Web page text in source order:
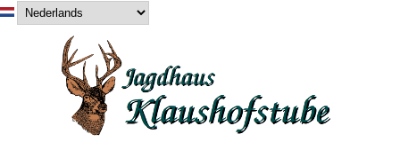
Overslaan en naar de inhoud gaan